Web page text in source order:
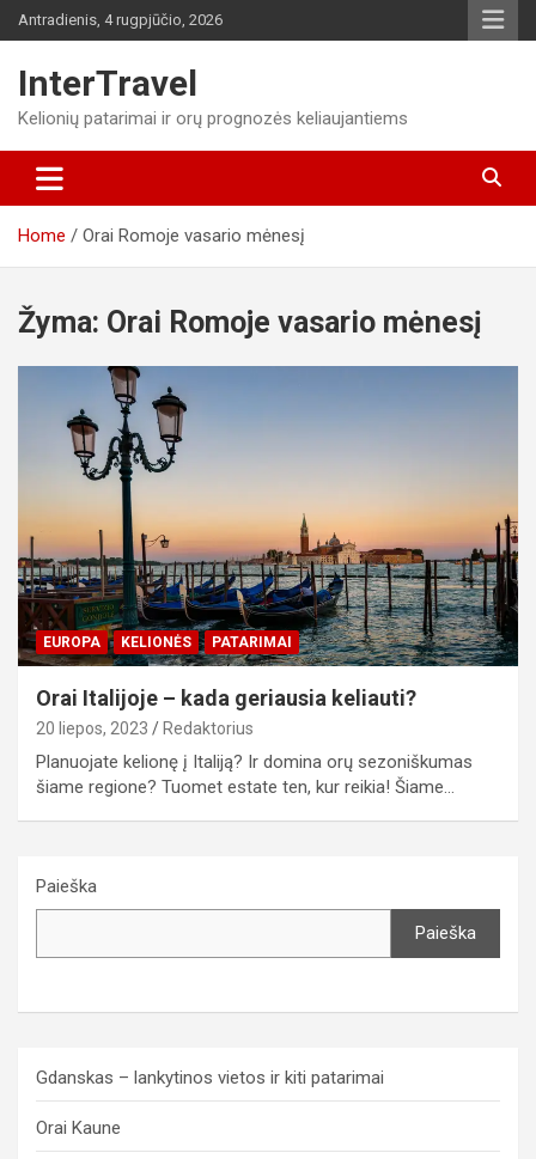
Skip
to
Antradienis, 4 rugpjūčio, 2026
InterTravel
Kelionių patarimai ir orų prognozės keliaujantiems
Home Orai Romoje vasario mėnesį
Žyma: Orai Romoje vasario mėnesį
EUROPA KELIONĖS PATARIMAI
Orai Italijoje – kada geriausia keliauti?
20 liepos, 2023 Redaktorius
Planuojate kelionę į Italiją? Ir domina orų sezoniškumas
šiame regione? Tuomet estate ten, kur reikia! Šiame…
Paieška
Paieška
Gdanskas – lankytinos vietos ir kiti patarimai
Orai Kaune